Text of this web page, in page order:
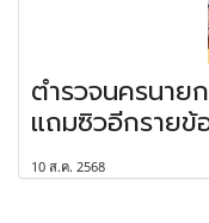
ตำรวจนครนาย
แถมซิวอีกรายข้
10 ส.ค. 2568